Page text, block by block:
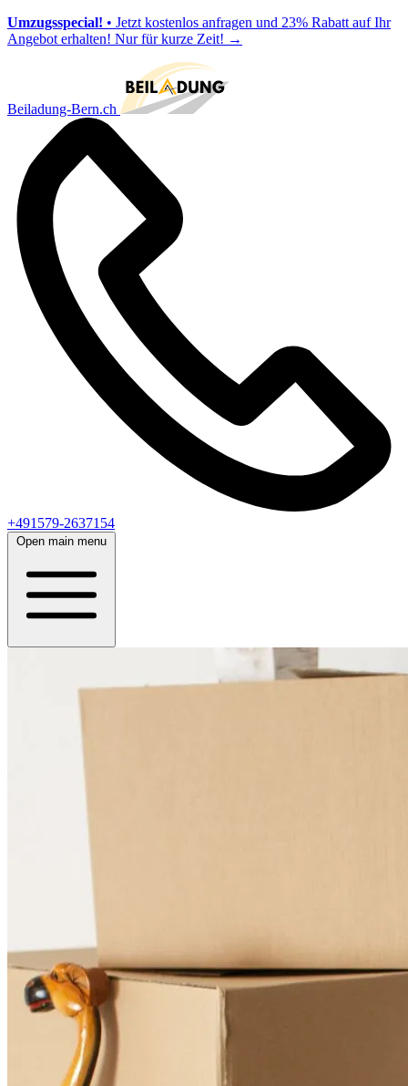
Umzugsspecial! • Jetzt kostenlos anfragen und 23% Rabatt auf Ihr
Angebot erhalten! Nur für kurze Zeit! →
Beiladung-Bern.ch
+491579-2637154
Open main menu